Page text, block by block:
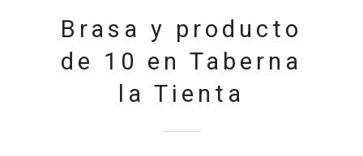
Brasa y producto
de 10 en Taberna
la Tienta